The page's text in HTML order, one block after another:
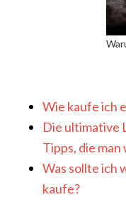
Wie kaufe ich
Die ultimative
Tipps, die man
Was sollte ich
kaufe?